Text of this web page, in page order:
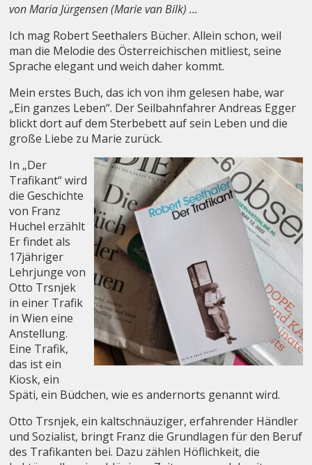
von Maria Jürgensen (Marie van Bilk) ...
Ich mag Robert Seethalers Bücher. Allein schon, weil
man die Melodie des Österreichischen mitliest, seine
Sprache elegant und weich daher kommt.
Mein erstes Buch, das ich von ihm gelesen habe, war
„Ein ganzes Leben“. Der Seilbahnfahrer Andreas Egger
blickt dort auf dem Sterbebett auf sein Leben und die
große Liebe zu Marie zurück.
In „Der
Trafikant“ wird
die Geschichte
von Franz
Huchel erzählt
Er findet als
17jähriger
Lehrjunge von
Otto Trsnjek
in einer Trafik
in Wien eine
Anstellung.
Eine Trafik,
das ist ein
Kiosk, ein
Späti, ein Büdchen, wie es andernorts genannt wird.
Otto Trsnjek, ein kaltschnäuziger, erfahrender Händler
und Sozialist, bringt Franz die Grundlagen für den Beruf
des Trafikanten bei. Dazu zählen Höflichkeit, die